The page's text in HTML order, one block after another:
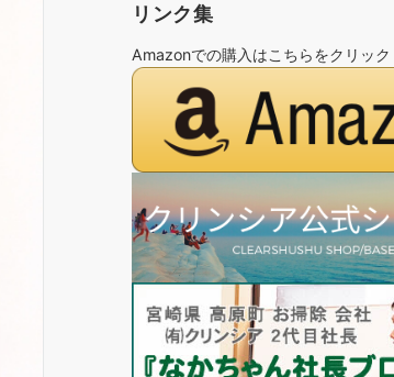
リンク集
Amazonでの購入はこちらをクリック